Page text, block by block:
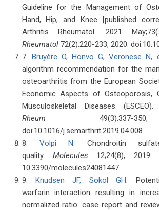
Guideline for the Management of
Hand, Hip, and Knee [published
Arthritis Rheumatol. 2021
Rheumatol72(2):220-233, 2020.
7. Bruyère O, Honvo G, Veronese N,
algorithm recommendation for the
osteoarthritis from the European
Economic Aspects of Osteoporosis,
Musculoskeletal Diseases (ESCEO).
Rheum 49(3):337-
doi:10.1016/j.semarthrit.2019.04.008
8. Volpi N: Chondroitin
quality. Molecules 12;24(8), 2019.
10.3390/molecules24081447
9. Knudsen JF, Sokol GH:
warfarin interaction resulting in
normalized ratio: case report and